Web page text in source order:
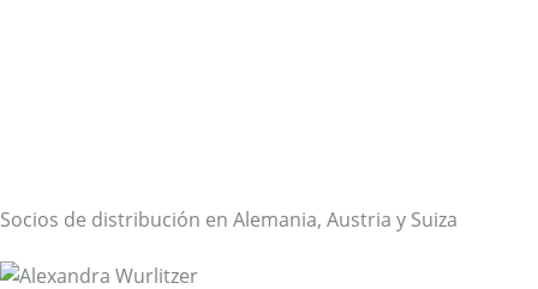
Socios de distribución en Alemania, Austria y Suiza